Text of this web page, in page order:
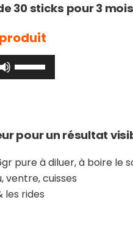
30 sticks pour 3
augmenter
diminuer
le
volume.
pour un résultat
pure à diluer, à boire le
ventre, cuisses
les rides